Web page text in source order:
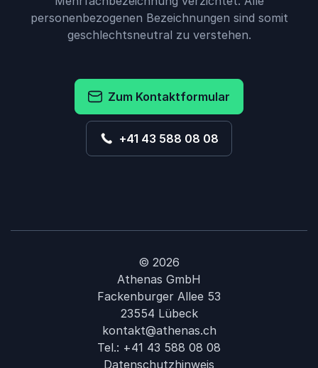
personenbezogenen Bezeichnungen sind somit
geschlechtsneutral zu verstehen.
Zum Kontaktformular
+41 43 588 08 08
© 2026
Athenas GmbH
Fackenburger Allee 53
23554 Lübeck
kontakt@athenas.ch
Tel.: +41 43 588 08 08
Datenschutzhinweis